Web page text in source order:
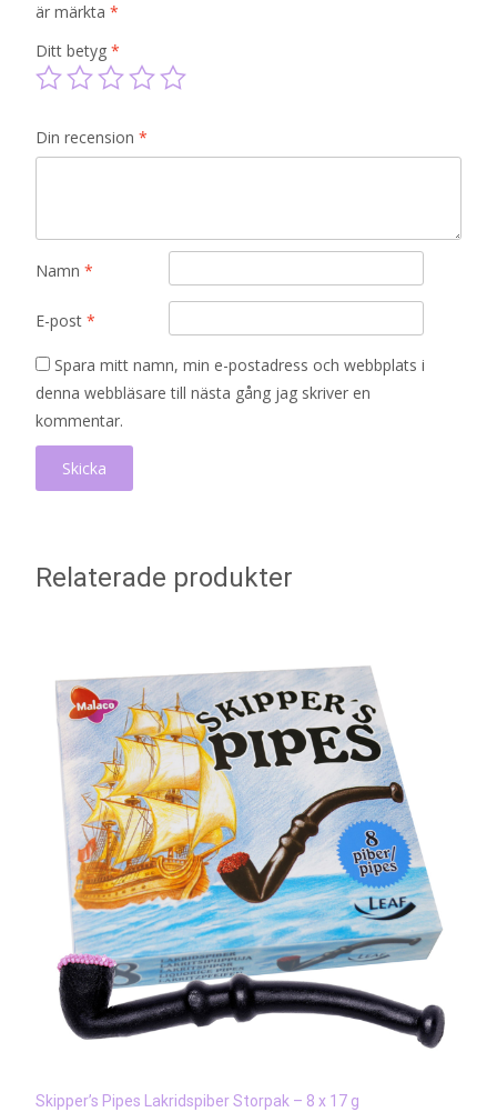
är märkta *
Ditt betyg *
Din recension *
Namn *
E-post *
Spara mitt namn, min e-postadress och webbplats i
denna webbläsare till nästa gång jag skriver en
kommentar.
Relaterade produkter
Skipper’s Pipes Lakridspiber Storpak – 8 x 17 g